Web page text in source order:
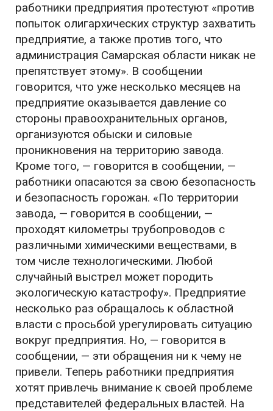
работники предприятия протестуют «против
попыток олигархических структур захватить
предприятие, а также против того, что
администрация Самарская области никак не
препятствует этому». В сообщении
говорится, что уже несколько месяцев на
предприятие оказывается давление со
стороны правоохранительных органов,
организуются обыски и силовые
проникновения на территорию завода.
Кроме того, — говорится в сообщении, —
работники опасаются за свою безопасность
и безопасность горожан. «По территории
завода, — говорится в сообщении, —
проходят километры трубопроводов с
различными химическими веществами, в
том числе технологическими. Любой
случайный выстрел может породить
экологическую катастрофу». Предприятие
несколько раз обращалось к областной
власти с просьбой урегулировать ситуацию
вокруг предприятия. Но, — говорится в
сообщении, — эти обращения ни к чему не
привели. Теперь работники предприятия
хотят привлечь внимание к своей проблеме
представителей федеральных властей. На